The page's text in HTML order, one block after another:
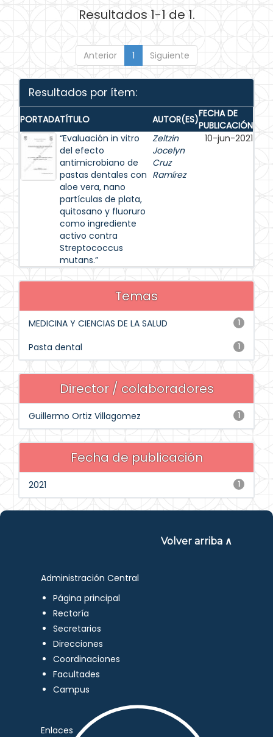
Resultados 1-1 de 1.
Anterior 1 Siguiente
Resultados por ítem:
PORTADATÍTULO AUTOR(ES)FECHA DE
PUBLICACIÓN
“Evaluación in vitro
del efecto
antimicrobiano de
pastas dentales con
aloe vera, nano
partículas de plata,
quitosano y fluoruro
como ingrediente
activo contra
Streptococcus
mutans.”
Zeltzin
Jocelyn
Cruz
Ramírez
10-jun-2021
Temas
1
MEDICINA Y CIENCIAS DE LA SALUD
1
Pasta dental
Director / colaboradores
1
Guillermo Ortiz Villagomez
Fecha de publicación
1
2021
Volver arriba ∧
Administración Central
Página principal
Rectoría
Secretarios
Direcciones
Coordinaciones
Facultades
Campus
Enlaces